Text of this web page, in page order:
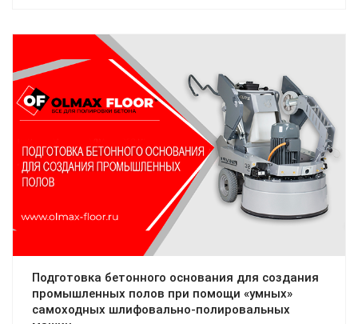
Подготовка бетонного основания для создания
промышленных полов при помощи «умных»
самоходных шлифовально-полировальных